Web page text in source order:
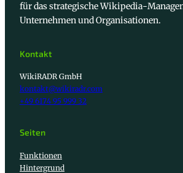
für das strategische Wikipedia-
Unternehmen und Organisationen.
Kontakt
WikiRADR GmbH
kontakt@wikiradr.com
+49 6174 95 999 32
Seiten
Funktionen
Hintergrund